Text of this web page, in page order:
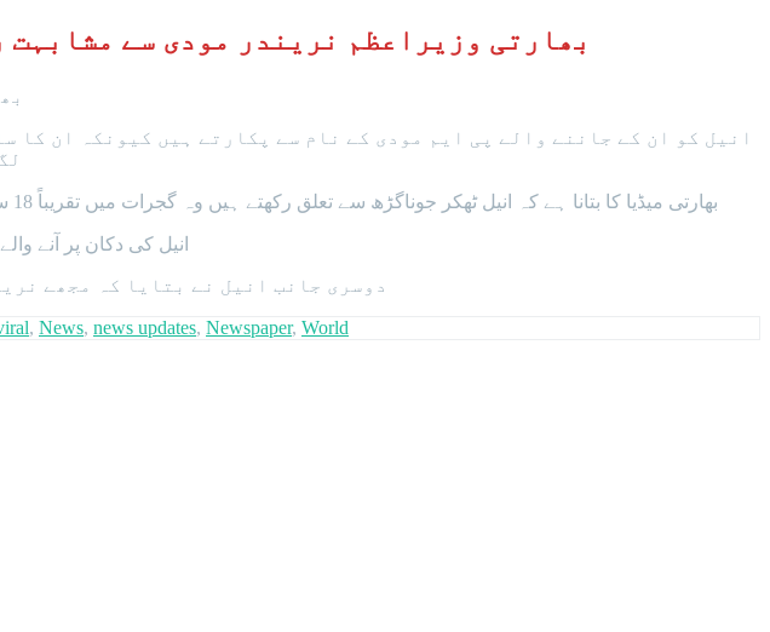
بھارتی وزیراعظم نریندر مودی سے
انیل کو ان کے جاننے والے پی ایم مودی کے نام سے پکارتے ہیں کیونکہ ان کا
بھارتی میڈیا کا بتانا ہے کہ انیل ٹھکر جوناگڑھ سے تعلق رکھتے ہیں وہ گجرات میں تقریباً 18 سال کی عمر سے’ تلسی پانی پوری ‘ سینٹر کے مالک ہیں، انیل سے قبل یہ دکان ان کے دادا نے شروع کی تھی۔
انیل کی دکان پر آنے والے 71 سالہ ضعیف نے کہا کہ گاہک اکثر انیل کی شکل کی وجہ سے ان کے ساتھ سیلفی لیتے ہیں۔
دوسری جانب انیل نے بتایا کہ مجھے
, News, news updates, Newspaper, World